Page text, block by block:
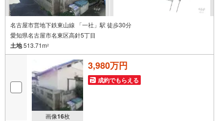
名古屋市営地下鉄東山線 「一社」駅 徒歩30分
愛知県名古屋市名東区高針5丁目
土地513.71m2
画像16枚
3,980万円
成約でもらえる